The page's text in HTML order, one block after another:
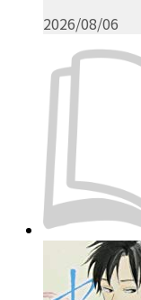
2026/08/06